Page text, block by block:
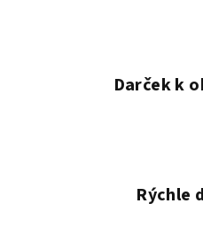
Darček k
Rýchle